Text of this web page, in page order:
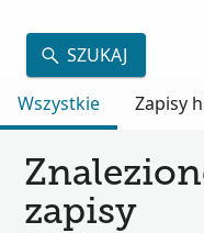
SZUKAJ
Wszystkie
Zapisy
zapisy